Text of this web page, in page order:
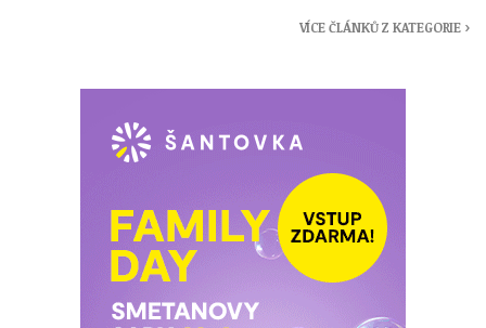
VÍCE ČLÁNKŮ Z KATEGORIE ›